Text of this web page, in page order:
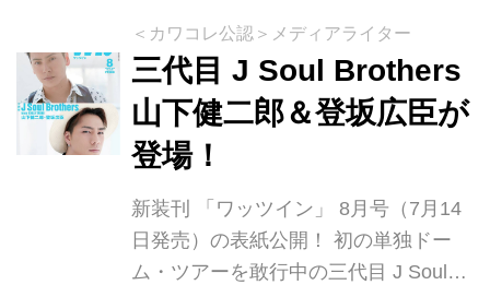
"BLUE PLANET"の公演を、全国の映
画館にてライブ・ビューイングを行う
ことが決定しました。さらに！8月28
日（金）の西武プリンスドーム公演
は、日本国内だけでなく、台湾・香港
れました！ 2015年も快進撃を続ける
三代目 J So...
＜カワコレ公認＞メディアライター
三代目 J Soul Brothers
山下健二郎＆登坂広臣が
登場！
新装刊 「ワッツイン」 8月号（7月14
日発売）の表紙公開！ 初の単独ドー
ム・ツアーを敢行中の三代目 J Soul